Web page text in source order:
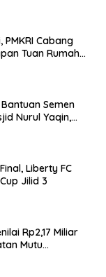
PMKRI Cabang
Tuan Rumah
Semen
Nurul Yaqin,
Liberty FC
Jilid 3
Rp2,17 Miliar
Mutu